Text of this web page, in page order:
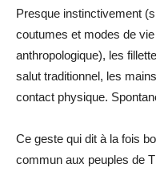
Presque instinctivement
coutumes et modes de
anthropologique), les
salut traditionnel, les
contact physique.
Ce geste qui dit à la fois
commun aux peuples de